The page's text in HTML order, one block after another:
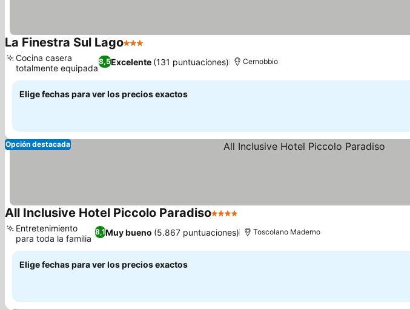
La Finestra Sul Lago3 Estrellas
8,5Excelente (131 puntuaciones)
Cocina casera
totalmente equipada
Cernobbio
Elige fechas para ver los precios exactos
Opción destacada
All Inclusive Hotel Piccolo Paradiso4 Estrellas
8,1Muy bueno (5.867 puntuaciones)
Entretenimiento
para toda la familia
Toscolano Maderno
Elige fechas para ver los precios exactos